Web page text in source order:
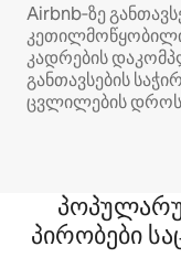
Airbnb‑ზე
კადრების
განთავსების
ცვლილების
პირობები